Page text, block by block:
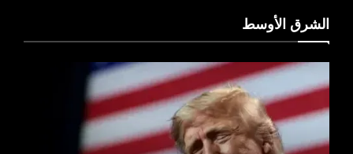
الشرق الأوسط